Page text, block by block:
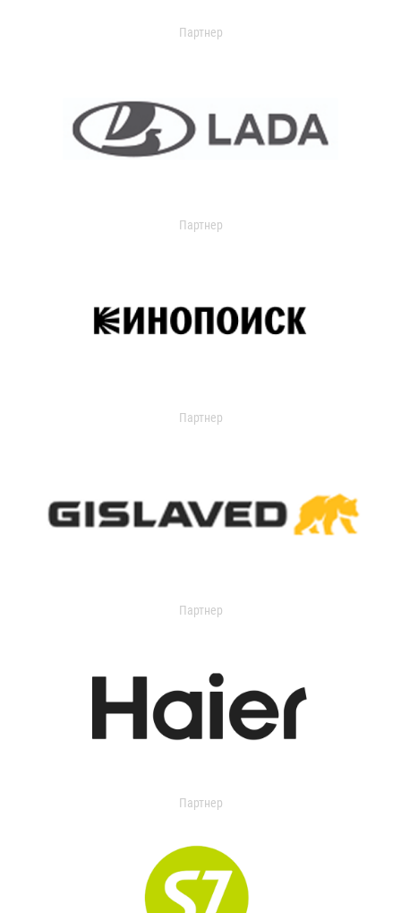
Партнер
Партнер
Партнер
Партнер
Партнер